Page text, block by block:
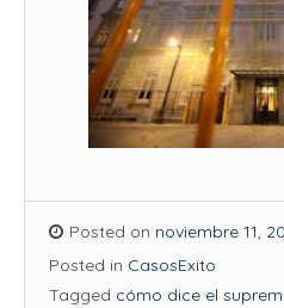
Posted on noviembre 11,
Posted in CasosExito
Tagged cómo dice el